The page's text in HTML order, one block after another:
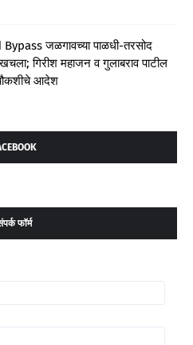
जळगावच्या पाळधी-तरसोद
गिरीश महाजन व गुलाबराव पाटील
आदेश
फॉर्म